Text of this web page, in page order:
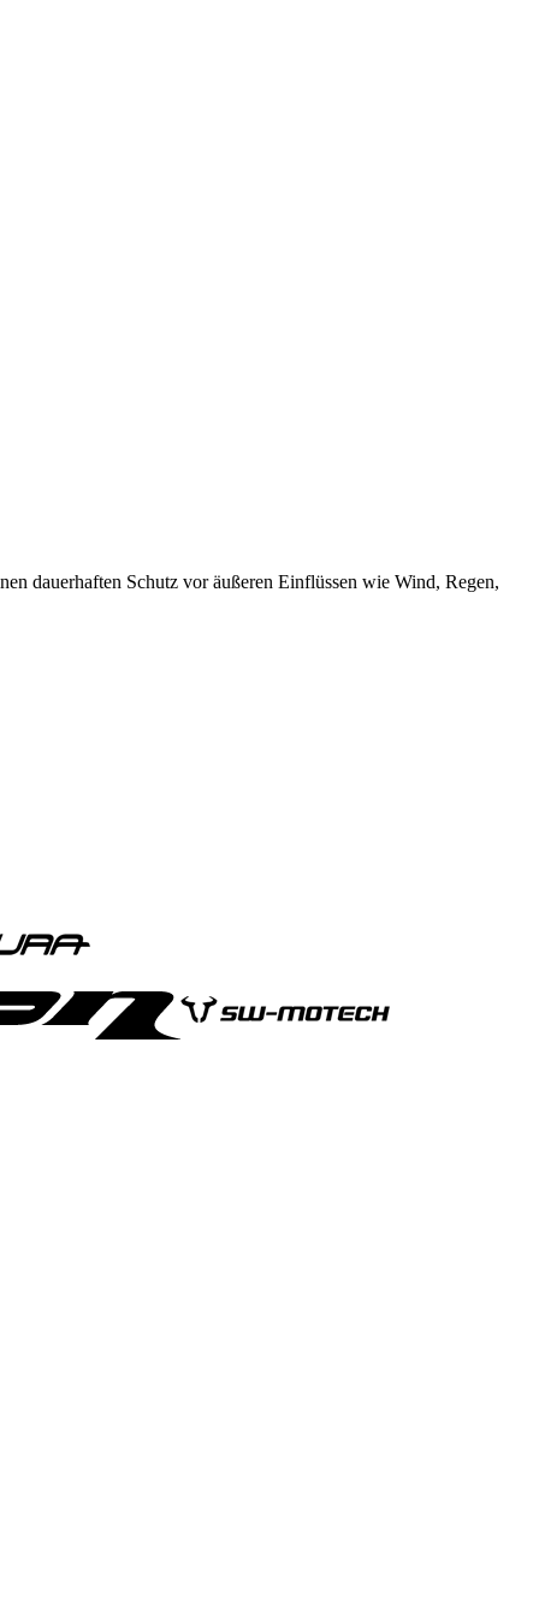
dauerhaften Schutz vor äußeren Einflüssen wie Wind, Regen,